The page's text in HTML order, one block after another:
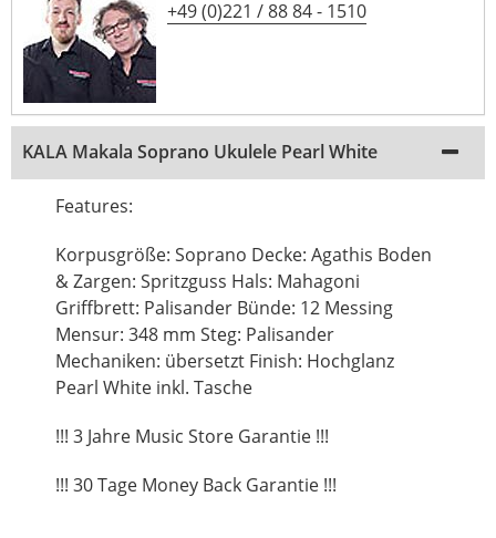
+49 (0)221 / 88 84 - 1510
KALA Makala Soprano Ukulele Pearl White
Features:
Korpusgröße: Soprano Decke: Agathis Boden
& Zargen: Spritzguss Hals: Mahagoni
Griffbrett: Palisander Bünde: 12 Messing
Mensur: 348 mm Steg: Palisander
Mechaniken: übersetzt Finish: Hochglanz
Pearl White inkl. Tasche
!!! 3 Jahre Music Store Garantie !!!
!!! 30 Tage Money Back Garantie !!!